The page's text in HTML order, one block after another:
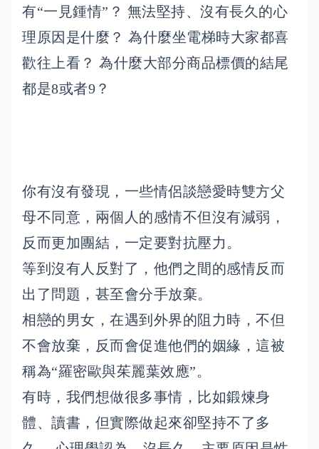
有“一見鍾情”？ 無法堅持、沒有長久的心
理原因是什麼？ 為什麼坐電梯時大家都喜
歡往上看？ 為什麼大部分商品標價的結尾
都是8或者9？
你有沒有發現，一些情侶談戀愛時雙方父
母不同意，兩個人的感情不但沒有減弱，
反而更加團結，一定要對抗壓力。
等到沒有人反對了，他們之間的感情反而
出了問題，甚至會分手放棄。
相戀的男女，在遇到外界的阻力時，不但
不會放棄，反而會促進他們的姻緣，這被
稱為“羅密歐與茱麗葉效應”。
有時，我們想做很多事情，比如鍛煉身
體、讀書，但實際做起來卻堅持不了多